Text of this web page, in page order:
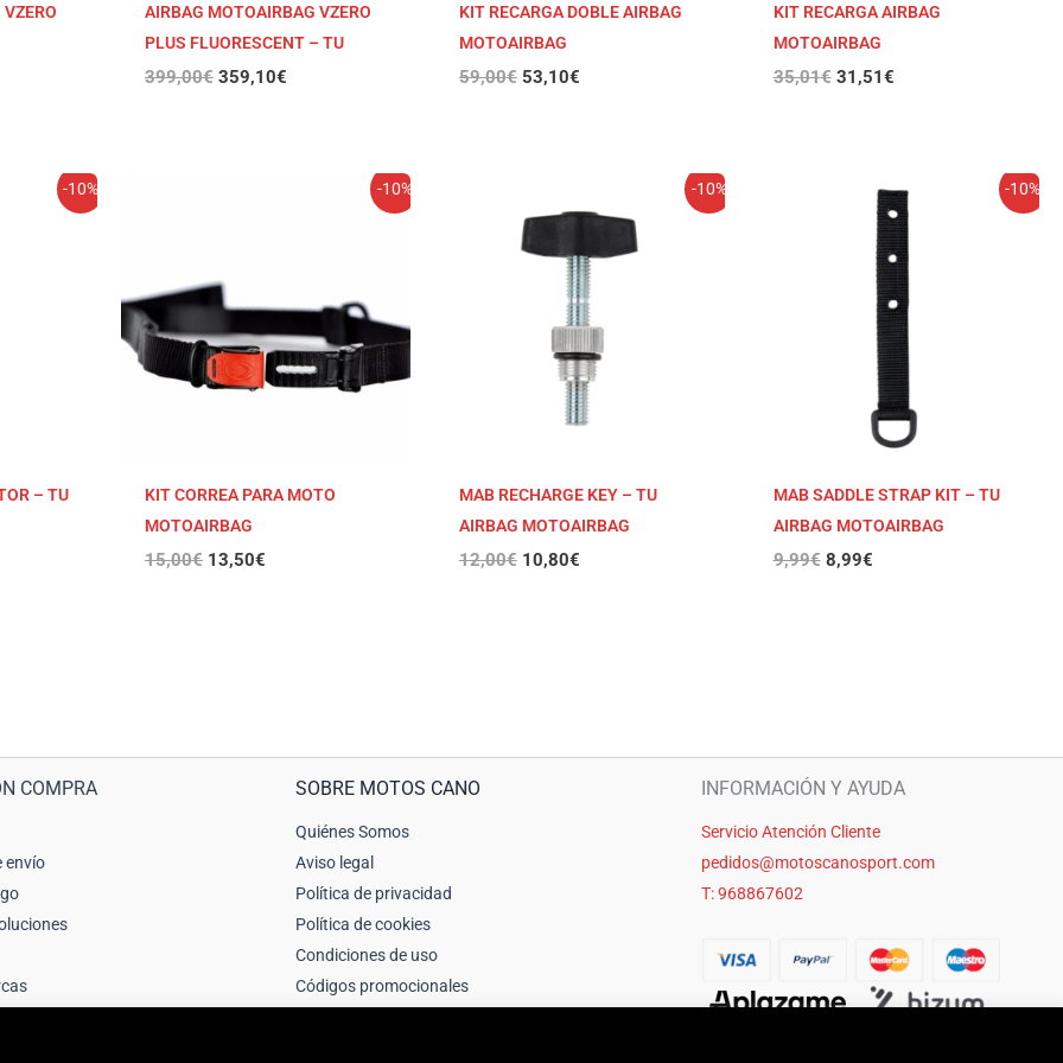
AIRBAG MOTOAIRBAG VZERO
PLUS FLUORESCENT – TU
399,00€ 359,10€
KIT RECARGA DOBLE AIRBAG
MOTOAIRBAG
59,00€ 53,10€
KIT RECARGA AIRBAG
MOTOAIRBAG
35,01€ 31,51 €
-10%
– TU
-10%
KIT CORREA PARA MOTO
MOTOAIRBAG
15,00€ 13,50€
-10%
MAB RECHARGE KEY – TU
AIRBAG MOTOAIRBAG
12,00€
original
era:
12,00€.
10,80€
es:
10,80€.
-10%
MAB SADDLE STRAP KIT – TU
AIRBAG MOTOAIRBAG
9,99€
original
9,99€.
8,99€
precio
actual
es:
8,99€.
COMPRA
envío
SOBRE MOTOS CANO
Quiénes Somos
Aviso legal
Política de privacidad
Política de cookies
Condiciones de uso
Códigos promocionales
INFORMACIÓN Y AYUDA
Servicio Atención Cliente
pedidos@motoscanosport.com
T: 968867602